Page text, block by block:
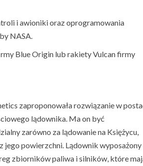
i awioniki oraz oprogramowania
NASA.
Blue Origin lub rakiety Vulcan firmy
zaproponowała rozwiązanie w
lądownika. Ma on być
zarówno za lądowanie na Księżycu,
jego powierzchni. Lądownik wyposażony
zbiorników paliwa i silników, które